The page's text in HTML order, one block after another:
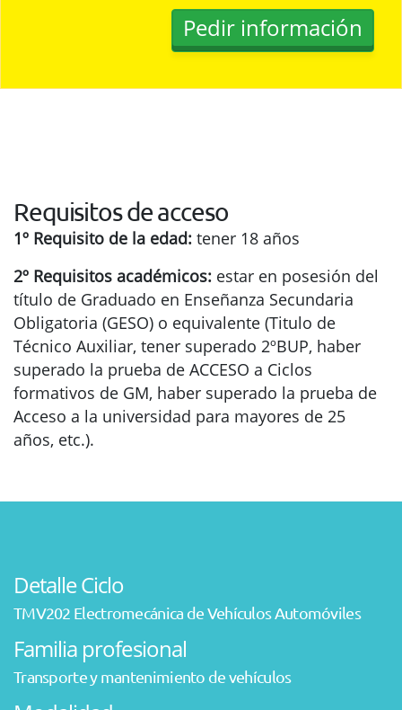
Requisitos de acceso
1º Requisito de la edad: tener 18 años
2º Requisitos académicos: estar en posesión del
título de Graduado en Enseñanza Secundaria
Obligatoria (GESO) o equivalente (Titulo de
Técnico Auxiliar, tener superado 2ºBUP, haber
superado la prueba de ACCESO a Ciclos
formativos de GM, haber superado la prueba de
Acceso a la universidad para mayores de 25
años, etc.).
Detalle Ciclo
TMV202 Electromecánica de Vehículos Automóviles
Familia profesional
Transporte y mantenimiento de vehículos